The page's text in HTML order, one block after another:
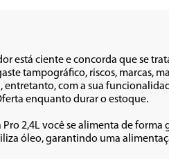
está ciente e concorda que se
tampográfico, riscos, marcas,
entretanto, com a sua
enquanto durar o estoque.
2,4L você se alimenta de
óleo, garantindo uma